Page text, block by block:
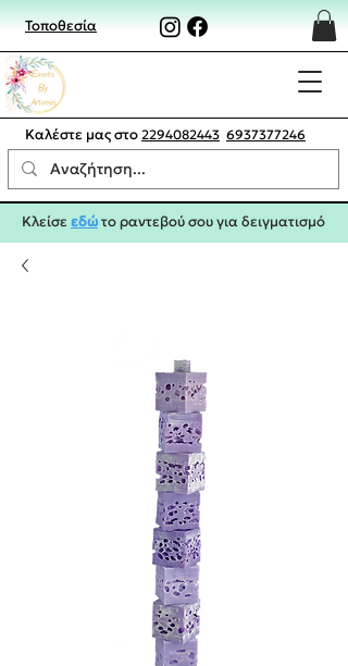
Τοποθεσία
Καλέστε μας στο 2294082443 6937377246
Κλείσεεδώτο ραντεβού σου για δειγματισμό